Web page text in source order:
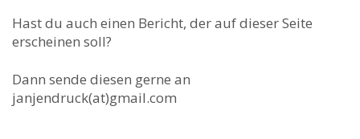
Hast du auch einen Bericht, der auf dieser Seite
erscheinen soll?
Dann sende diesen gerne an
janjendruck(at)gmail.com